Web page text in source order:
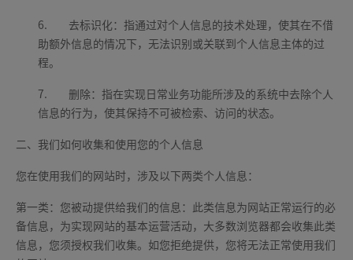
6.
去标识化：指通过对个人信息的技术处理，使其在不借
助额外信息的情况下，无法识别或关联到个人信息主体的过
程。
7.
删除：指在实现日常业务功能所涉及的系统中去除个人
信息的行为，使其保持不可被检索、访问的状态。
二、我们如何收集和使用您的个人信息
您在使用我们的网站时，涉及以下两类个人信息：
第一类：您被动提供给我们的信息：此类信息为网站正常运行的必
备信息，为实现网站的基本运营活动，大多数浏览器都会收集此类
信息，您须授权我们收集。如您拒绝提供，您将无法正常使用我们